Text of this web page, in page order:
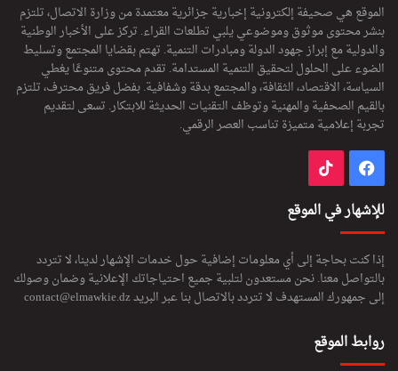
الموقع هي صحيفة إلكترونية إخبارية جزائرية معتمدة من وزارة الاتصال، تلتزم
بنشر محتوى موثوق وموضوعي يلبي تطلعات القراء. تركز على الأخبار الوطنية
والدولية مع إبراز جهود الدولة ومبادرات التنمية. تهتم بقضايا المجتمع وتسليط
الضوء على الحلول لتحقيق التنمية المستدامة. تقدم محتوى متنوعًا يغطي
السياسة، الاقتصاد، الثقافة، والمجتمع بدقة وشفافية. بفضل فريق محترف، تلتزم
بالقيم الصحفية والمهنية وتوظف التقنيات الحديثة للابتكار. تسعى لتقديم
تجربة إعلامية متميزة تناسب العصر الرقمي.
فيسبوك
للإشهار في الموقع
إذا كنت بحاجة إلى أي معلومات إضافية حول خدمات الإشهار لدينا، لا تتردد
بالتواصل معنا. نحن مستعدون لتلبية جميع احتياجاتك الإعلانية وضمان وصولك
إلى جمهورك المستهدف لا تتردد بالاتصال بنا عبر البريدcontact@elmawkie.dz
روابط الموقع